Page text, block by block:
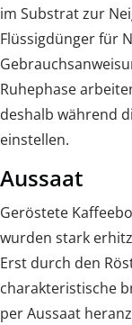
im Substrat zur
Flüssigdünger für
Ruhephase
deshalb während
einstellen.
Aussaat
Geröstete
wurden stark
Erst durch den
charakteristische
per Aussaat